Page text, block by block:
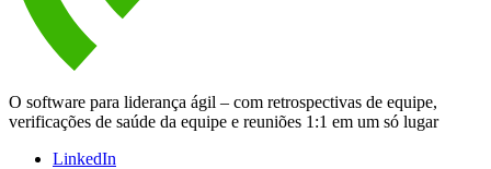
O software para liderança ágil – com retrospectivas de equipe,
verificações de saúde da equipe e reuniões 1:1 em um só lugar
LinkedIn